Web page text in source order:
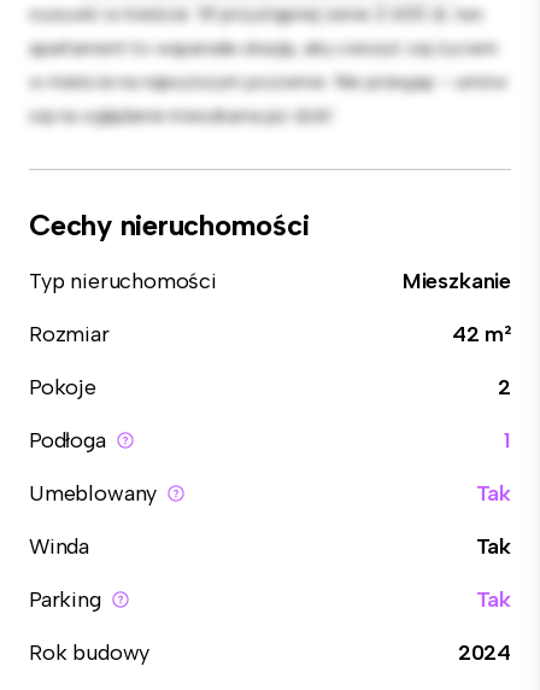
rozrywki w mieście. W przystępnej cenie 2 600 zł, ten
apartament to wspaniała okazja, aby cieszyć się życiem
w mieście na najwyższym poziomie. Nie przegap – umów
się na oglądanie mieszkania już dziś!
Cechy nieruchomości
Typ nieruchomości
Mieszkanie
Rozmiar
42 m²
Pokoje
2
Podłoga
1
Umeblowany
Tak
Winda
Tak
Parking
Tak
Rok budowy
2024